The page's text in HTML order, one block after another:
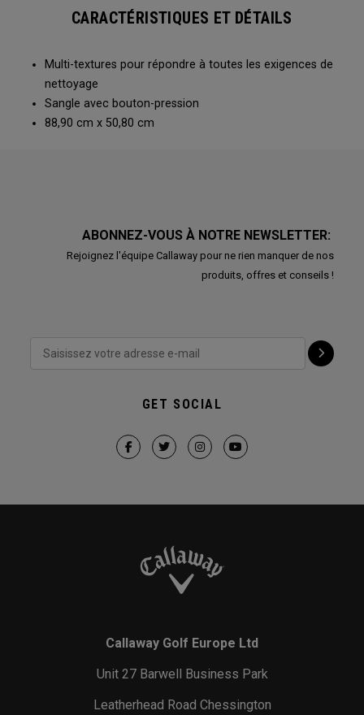
CARACTÉRISTIQUES ET DÉTAILS
Multi-textures pour répondre à toutes les exigences de
nettoyage
Sangle avec bouton-pression
88,90 cm x 50,80 cm
ABONNEZ-VOUS À NOTRE NEWSLETTER:
Rejoignez l'équipe Callaway pour ne rien manquer de nos
produits, offres et conseils !
GET SOCIAL
Callaway Golf Europe Ltd
Unit 27 Barwell Business Park
Leatherhead Road Chessington